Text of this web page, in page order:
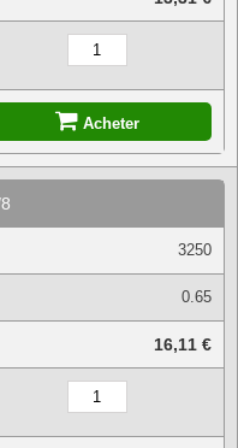
Acheter
3250
0.65
16,11 €